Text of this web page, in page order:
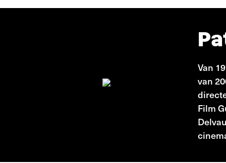
Van
van
Film